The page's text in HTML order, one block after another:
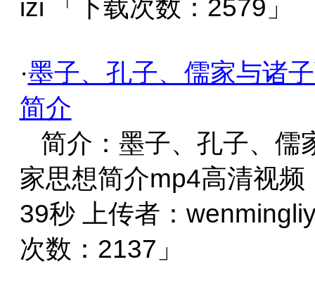
izi 「下载次数：2579」
·墨子、孔子、儒家与诸
简介
简介：墨子、孔子、儒
家思想简介mp4高清视频
39秒 上传者：
次数：2137」